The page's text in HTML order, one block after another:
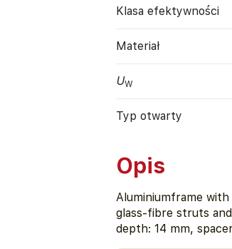
Klasa efektywności
Materiał
UW
Typ otwarty
Opis
Aluminiumframe
glass-fibre struts
depth: 14 mm,